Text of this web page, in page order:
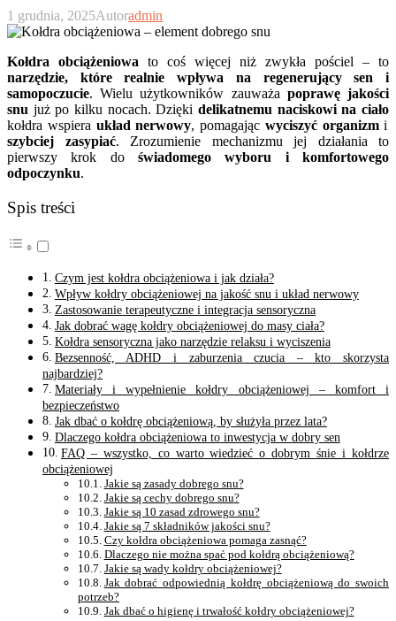
1 grudnia, 2025Autoradmin
Kołdra obciążeniowa to coś więcej niż zwykła pościel – to
narzędzie, które realnie wpływa na regenerujący sen i
samopoczucie. Wielu użytkowników zauważa poprawę jakości
snu już po kilku nocach. Dzięki delikatnemu naciskowi na ciało
kołdra wspiera układ nerwowy, pomagając wyciszyć organizmi
szybciej zasypiać. Zrozumienie mechanizmu jej działania to
pierwszy krok do świadomego wyboru i komfortowego
odpoczynku.
Spis treści
Czym jest kołdra obciążeniowa i jak działa?
Wpływ kołdry obciążeniowej na jakość snu i układ nerwowy
Zastosowanie terapeutyczne i integracja sensoryczna
Jak dobrać wagę kołdry obciążeniowej do masy ciała?
Kołdra sensoryczna jako narzędzie relaksu i wyciszenia
Bezsenność, ADHD i zaburzenia czucia – kto skorzysta
najbardziej?
Materiały i wypełnienie kołdry obciążeniowej – komfort i
bezpieczeństwo
Jak dbać o kołdrę obciążeniową, by służyła przez lata?
Dlaczego kołdra obciążeniowa to inwestycja w dobry sen
FAQ – wszystko, co warto wiedzieć o dobrym śnie i kołdrze
obciążeniowej
Jakie są zasady dobrego snu?
Jakie są cechy dobrego snu?
Jakie są 10 zasad zdrowego snu?
Jakie są 7 składników jakości snu?
Czy kołdra obciążeniowa pomaga zasnąć?
Dlaczego nie można spać pod kołdrą obciążeniową?
Jakie są wady kołdry obciążeniowej?
Jak dobrać odpowiednią kołdrę obciążeniową do swoich
potrzeb?
Jak dbać o higienę i trwałość kołdry obciążeniowej?